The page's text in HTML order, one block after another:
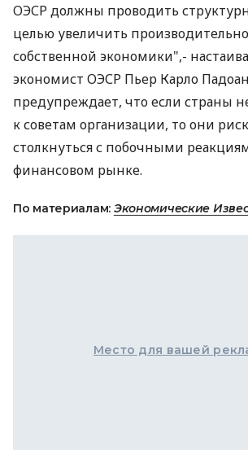
ОЭСР должны проводить
целью увеличить
собственной экономики",-
экономист ОЭСР Пьер Карло
предупреждает, что если страны
к советам организации, то они
столкнуться с побочными
финансовом рынке.
По материалам: Экономические
Место для вашей